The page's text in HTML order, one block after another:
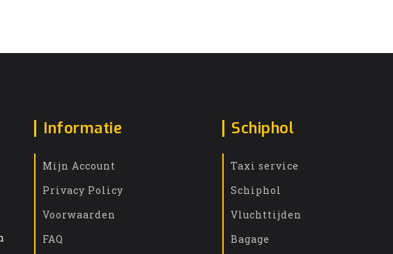
Informatie
Mijn Account
Privacy Policy
Voorwaarden
FAQ
Schiphol
Taxi service
Schiphol
Vluchttijden
Bagage